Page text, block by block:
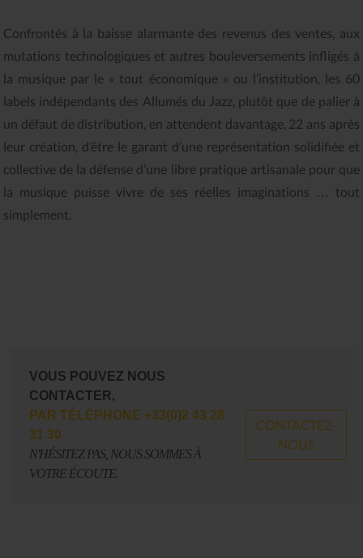
Confrontés à la baisse alarmante des revenus des ventes, aux
mutations technologiques et autres bouleversements infligés à
la musique par le « tout économique » ou l’institution, les 60
labels indépendants des Allumés du Jazz, plutôt que de palier à
un défaut de distribution, en attendent davantage, 22 ans après
leur création, d’être le garant d’une représentation solidifiée et
collective de la défense d’une libre pratique artisanale pour que
la musique puisse vivre de ses réelles imaginations … tout
simplement.
VOUS POUVEZ NOUS
CONTACTER,
PAR TÉLÉPHONE +33(0)2 43 28
31 30
N'HÉSITEZ PAS, NOUS SOMMES À
VOTRE ÉCOUTE.
CONTACTEZ-
NOUS